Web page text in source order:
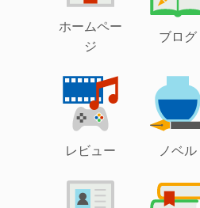
ホームペー
ジ
ブログ
レビュー ノベル